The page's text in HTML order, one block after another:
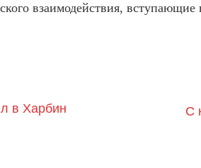
взаимодействия,
в Харбин
С